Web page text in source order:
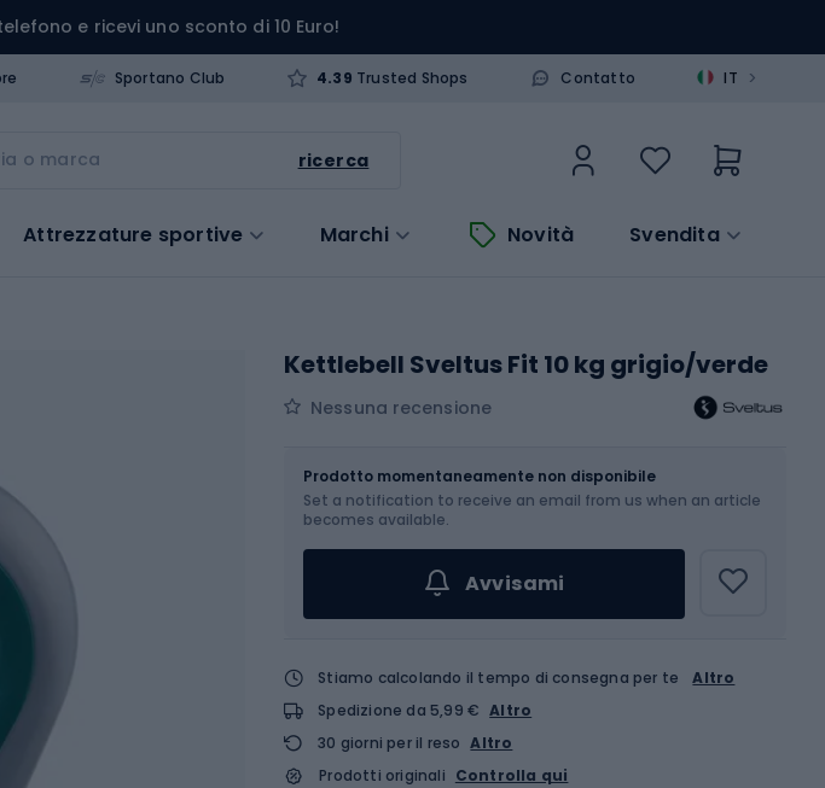
e ricevi uno sconto di 10 Euro!
Sportano Club 4.39 Trusted Shops Contatto IT >
ricerca
Attrezzature sportive Marchi Novità Svendita
Kettlebell Sveltus Fit 10 kg grigio/verde
Nessuna recensione
Prodotto momentaneamente non disponibile
Set a notification to receive an email from us when an article
becomes available.
Avvisami
Stiamo calcolando il tempo di consegna per te
Altro
Spedizione da 5,99 € Altro
30 giorni per il reso Altro
Prodotti originali Controlla qui